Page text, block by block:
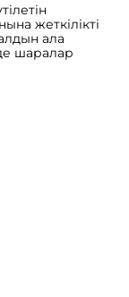
жеткілікті
ала
шаралар